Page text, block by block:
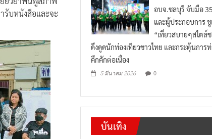
รับหนังสือและจะ
และผู้ประกอบการ
“เที่ยวสบายๆสไตล์ช
ดึงดูดนักท่องเที่ยวชาวไทย และกระตุ้นการท่
คึกคักต่อเนื่อง
บันเทิง